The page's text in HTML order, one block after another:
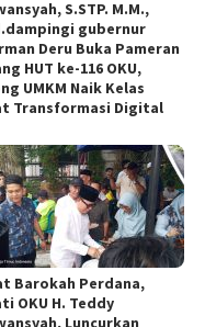
S.STP. M.M.,
gubernur
Deru Buka Pameran
HUT ke-116 OKU,
UMKM Naik Kelas
Transformasi Digital
Barokah Perdana,
OKU H. Teddy
Luncurkan